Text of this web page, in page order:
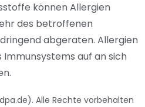
können Allergien
des betroffenen
abgeraten. Allergien
auf an sich
Alle Rechte vorbehalten